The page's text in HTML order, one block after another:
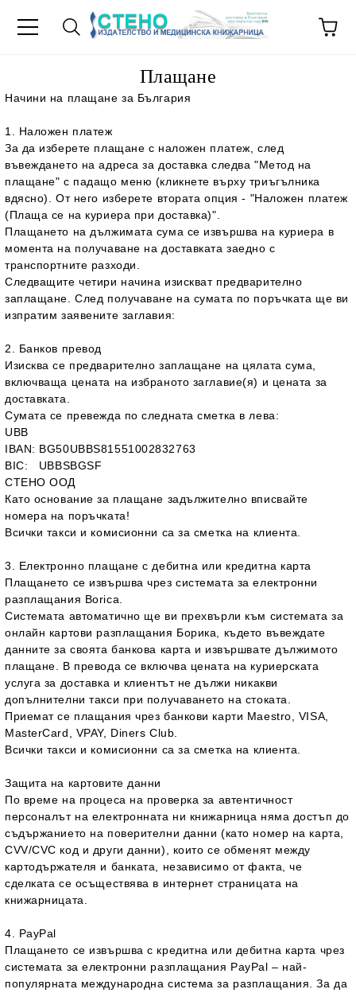
Плащане
Начини на плащане за България
1. Наложен платеж
За да изберете плащане с наложен платеж, след
въвеждането на адреса за доставка следва "Метод на
плащане" с падащо меню (кликнете върху триъгълника
вдясно). От него изберете втората опция - "Наложен платеж
(Плаща се на куриера при доставка)".
Плащането на дължимата сума се извършва на куриера в
момента на получаване на доставката заедно с
транспортните разходи.
Следващите четири начина изискват предварително
заплащане. След получаване на сумата по поръчката ще ви
изпратим заявените заглавия:
2. Банков превод
Изисква се предварително заплащане на цялата сума,
включваща цената на избраното заглавие(я) и цената за
доставката.
Сумата се превежда по следната сметка в лева:
UBB
IBAN: BG50UBBS81551002832763
BIC: UBBSBGSF
СТЕНО ООД
Като основание за плащане задължително вписвайте
номера на поръчката!
Всички такси и комисионни са за сметка на клиента.
3. Електронно плащане с дебитна или кредитна карта
Плащането се извършва чрез системата за електронни
разплащания Borica.
Системата автоматично ще ви прехвърли към системата за
онлайн картови разплащания Борика, където въвеждате
данните за своята банкова карта и извършвате дължимото
плащане. В превода се включва цената на куриерската
услуга за доставка и клиентът не дължи никакви
допълнителни такси при получаването на стоката.
Приемат се плащания чрез банкови карти Maestro, VISA,
MasterCard, VPAY, Diners Club.
Всички такси и комисионни са за сметка на клиента.
Защита на картовите данни
По време на процеса на проверка за автентичност
персоналът на електронната ни книжарница няма достъп до
съдържанието на поверителни данни (като номер на карта,
CVV/CVC код и други данни), които се обменят между
картодържателя и банката, независимо от факта, че
сделката се осъществява в интернет страницата на
книжарницата.
4. PayPal
Плащането се извършва с кредитна или дебитна карта чрез
системата за електронни разплащания PayPal – най-
популярната международна система за разплащания. За да